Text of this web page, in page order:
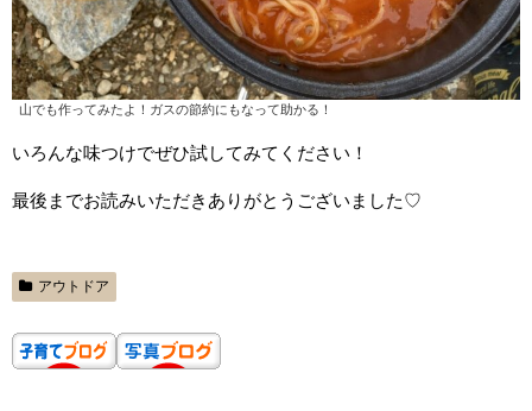
山でも作ってみたよ！ガスの節約にもなって助かる！
いろんな味つけでぜひ試してみてください！
最後までお読みいただきありがとうございました♡
アウトドア